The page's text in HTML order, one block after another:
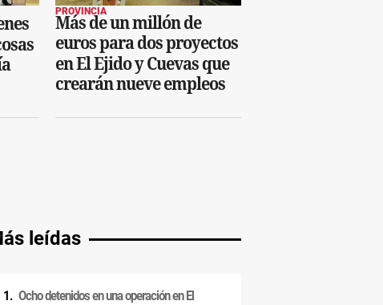
PROVINCIA
Más de un millón de
euros para dos proyectos
en El Ejido y Cuevas que
crearán nueve empleos
leídas
Ocho detenidos en una operación en El